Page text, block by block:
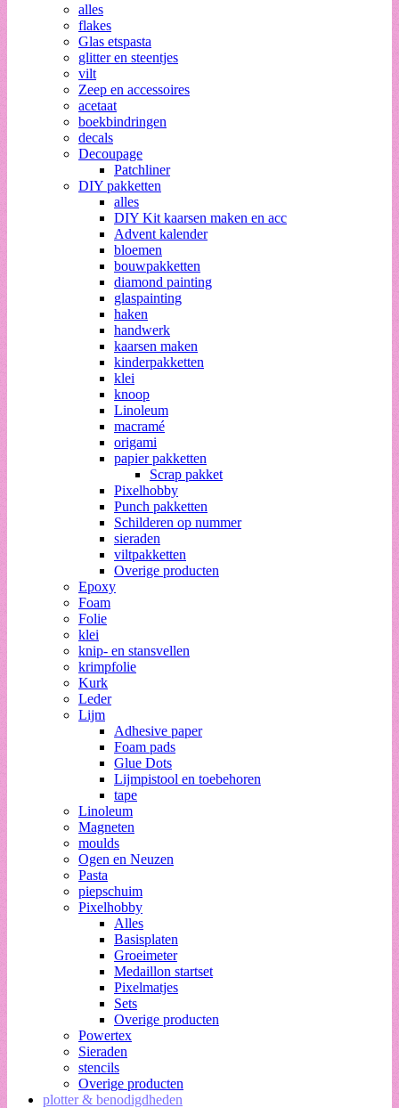
alles
flakes
Glas etspasta
glitter en steentjes
vilt
Zeep en accessoires
acetaat
boekbindringen
decals
Decoupage
Patchliner
DIY pakketten
alles
DIY Kit kaarsen maken en acc
Advent kalender
bloemen
bouwpakketten
diamond painting
glaspainting
haken
handwerk
kaarsen maken
kinderpakketten
klei
knoop
Linoleum
macramé
origami
papier pakketten
Scrap pakket
Pixelhobby
Punch pakketten
Schilderen op nummer
sieraden
viltpakketten
Overige producten
Epoxy
Foam
Folie
klei
knip- en stansvellen
krimpfolie
Kurk
Leder
Lijm
Adhesive paper
Foam pads
Glue Dots
Lijmpistool en toebehoren
tape
Linoleum
Magneten
moulds
Ogen en Neuzen
Pasta
piepschuim
Pixelhobby
Alles
Basisplaten
Groeimeter
Medaillon startset
Pixelmatjes
Sets
Overige producten
Powertex
Sieraden
stencils
Overige producten
plotter & benodigdheden